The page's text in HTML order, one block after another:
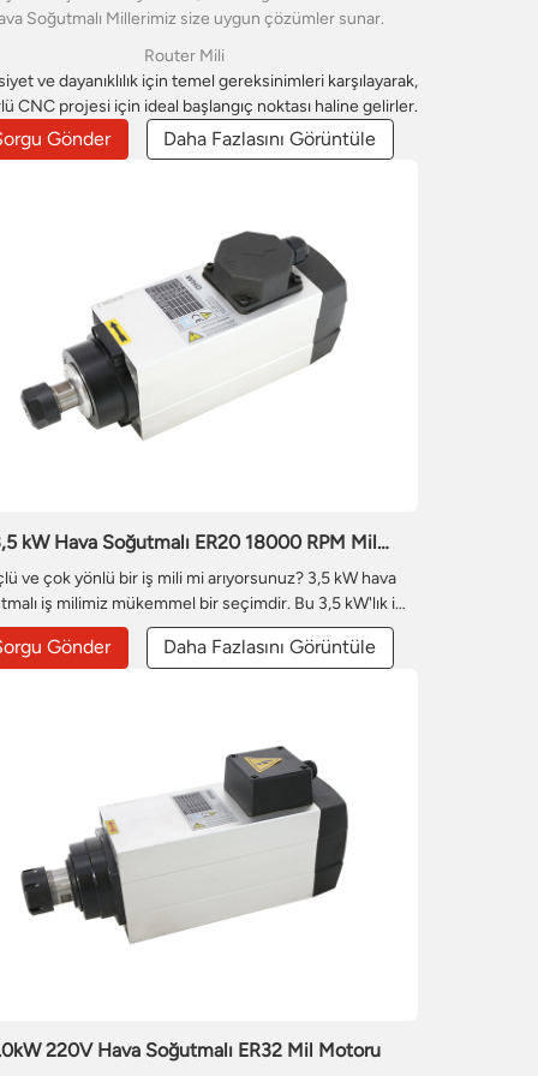
Soğutmalı Millerimiz size uygun çözümler sunar.
Router Mili
ve dayanıklılık için temel gereksinimleri karşılayarak,
CNC projesi için ideal başlangıç ​​noktası haline gelirler.
Gönder Daha Fazlasını Görüntüle
kW Hava Soğutmalı ER20 18000 RPM Mil
Motoru
ve çok yönlü bir iş mili mi arıyorsunuz? 3,5 kW hava
iş milimiz mükemmel bir seçimdir. Bu 3,5 kW'lık iş
ekstra güç rezervi sunarak sert ağaçları ve demir dışı
işlerken daha yetenekli olmasını sağlar. Çekirdek 3,5
Gönder Daha Fazlasını Görüntüle
220V Hava Soğutmalı ER32 Mil Motoru